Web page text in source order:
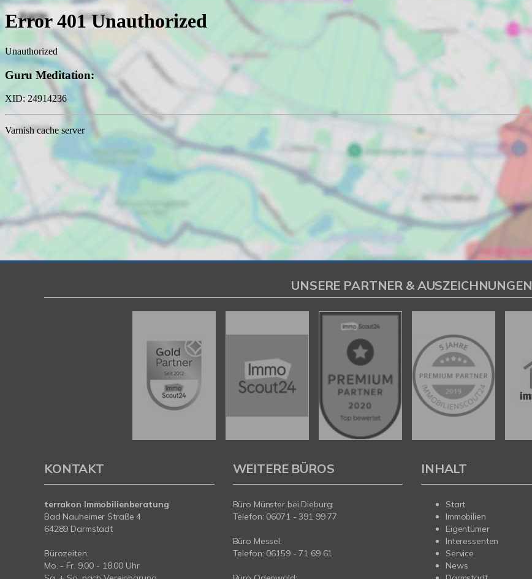
UNSERE PARTNER & AUSZEICHNUNGEN
KONTAKT
terrakon Immobilienberatung
Bad Nauheimer Straße 4
64289 Darmstadt
Bürozeiten:
Mo. - Fr. 9.00 - 18.00 Uhr
WEITERE BÜROS
Büro Münster bei Dieburg:
Telefon: 06071 - 391 99 77
Büro Messel:
Telefon: 06159 - 71 69 61
INHALT
Start
Immobilien
Eigentümer
Interessenten
Service
News